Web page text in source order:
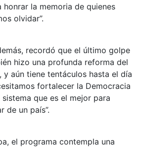
honrar la memoria de quienes
olvidar”.
recordó que el último golpe
hizo una profunda reforma del
y aún tiene tentáculos hasta el día
fortalecer la Democracia
que es el mejor para
de un país”.
el programa contempla una